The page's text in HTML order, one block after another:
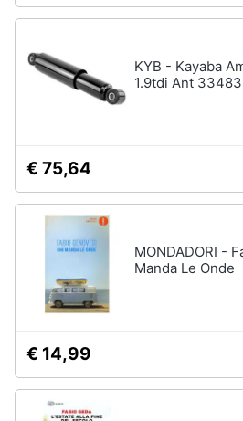
KYB - Kayaba
1.9tdi Ant
€ 75,64
MONDADORI -
Manda Le Onde
€ 14,99